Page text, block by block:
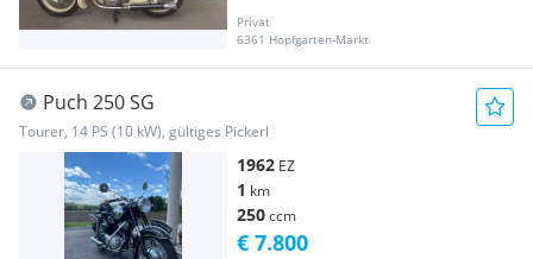
Privat
6361 Hopfgarten-Markt
Puch 250 SG
Tourer, 14 PS (10 kW), gültiges Pickerl
1962 EZ
1 km
250ccm
€ 7.800